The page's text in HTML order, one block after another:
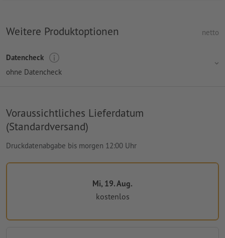
Weitere Produktoptionen netto
Datencheck
ohne Datencheck
Voraussichtliches Lieferdatum
(Standardversand)
Druckdatenabgabe bis morgen 12:00 Uhr
Mi, 19. Aug.
kostenlos